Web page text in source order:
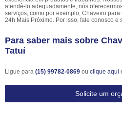
atendê-lo adequadamente, nós
serviços, como por exemplo, Chaveiro
24h Mais Próximo. Por isso, fale conosco e
Para saber mais sobre
Tatuí
Ligue para (15) 99782-0869 ou clique aqui
Solicite um